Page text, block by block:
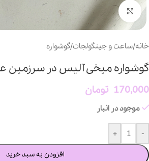
بزرگنمایی تصویر
خانه/ساعت و جینگولجات/گوشواره
گوشواره میخی آلیس در سرزمین
170,000 تومان
موجود در انبار
-
+
افزودن به سبد خرید